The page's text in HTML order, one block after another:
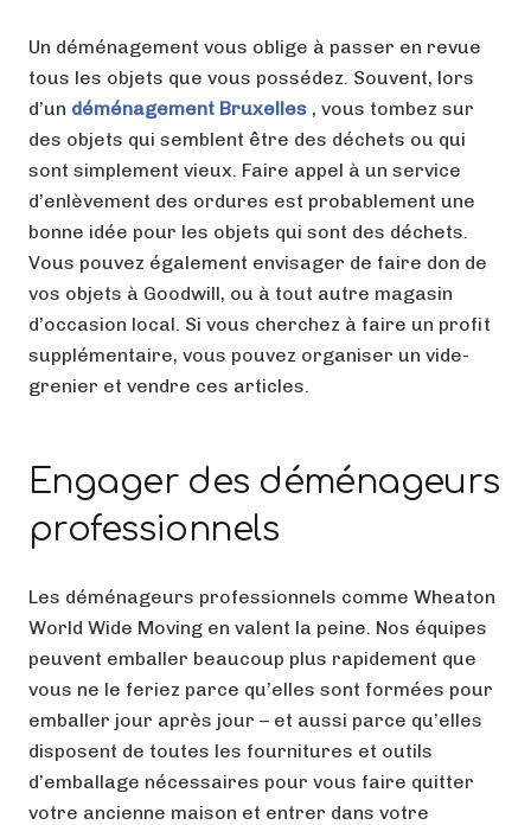
Un déménagement vous oblige à passer en revue
tous les objets que vous possédez. Souvent, lors
d’un déménagement Bruxelles , vous tombez sur
des objets qui semblent être des déchets ou qui
sont simplement vieux. Faire appel à un service
d’enlèvement des ordures est probablement une
bonne idée pour les objets qui sont des déchets.
Vous pouvez également envisager de faire don de
vos objets à Goodwill, ou à tout autre magasin
d’occasion local. Si vous cherchez à faire un profit
supplémentaire, vous pouvez organiser un vide-
grenier et vendre ces articles.
Engager des déménageurs
professionnels
Les déménageurs professionnels comme Wheaton
World Wide Moving en valent la peine. Nos équipes
peuvent emballer beaucoup plus rapidement que
vous ne le feriez parce qu’elles sont formées pour
emballer jour après jour – et aussi parce qu’elles
disposent de toutes les fournitures et outils
d’emballage nécessaires pour vous faire quitter
votre ancienne maison et entrer dans votre